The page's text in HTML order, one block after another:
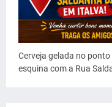
Cerveja gelada no
esquina com a Rua